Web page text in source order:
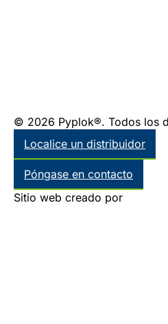
© 2026 Pyplok®. Todos los
Localice un distribuidor
Póngase en contacto
Sitio web creado por